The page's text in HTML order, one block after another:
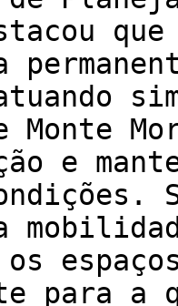
Monte
e
os
para a